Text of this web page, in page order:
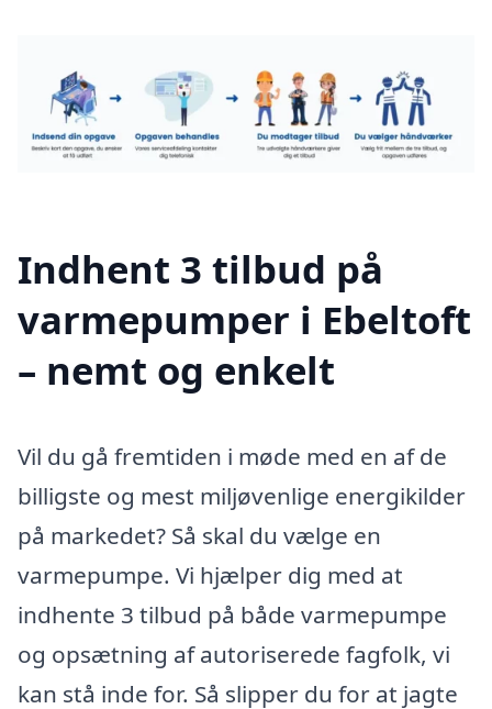
Indhent 3 tilbud på
varmepumper i Ebeltoft
– nemt og enkelt
Vil du gå fremtiden i møde med en af de
billigste og mest miljøvenlige energikilder
på markedet? Så skal du vælge en
varmepumpe. Vi hjælper dig med at
indhente 3 tilbud på både varmepumpe
og opsætning af autoriserede fagfolk, vi
kan stå inde for. Så slipper du for at jagte